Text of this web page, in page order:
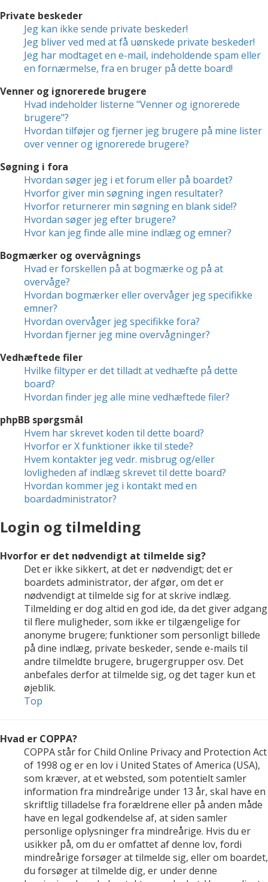
Private beskeder
Jeg kan ikke sende private beskeder!
Jeg bliver ved med at få uønskede private beskeder!
Jeg har modtaget en e-mail, indeholdende spam eller
en fornærmelse, fra en bruger på dette board!
Venner og ignorerede brugere
Hvad indeholder listerne "Venner og ignorerede
brugere"?
Hvordan tilføjer og fjerner jeg brugere på mine lister
over venner og ignorerede brugere?
Søgning i fora
Hvordan søger jeg i et forum eller på boardet?
Hvorfor giver min søgning ingen resultater?
Hvorfor returnerer min søgning en blank side!?
Hvordan søger jeg efter brugere?
Hvor kan jeg finde alle mine indlæg og emner?
Bogmærker og overvågnings
Hvad er forskellen på at bogmærke og på at
overvåge?
Hvordan bogmærker eller overvåger jeg specifikke
emner?
Hvordan overvåger jeg specifikke fora?
Hvordan fjerner jeg mine overvågninger?
Vedhæftede filer
Hvilke filtyper er det tilladt at vedhæfte på dette
board?
Hvordan finder jeg alle mine vedhæftede filer?
phpBB spørgsmål
Hvem har skrevet koden til dette board?
Hvorfor er X funktioner ikke til stede?
Hvem kontakter jeg vedr. misbrug og/eller
lovligheden af indlæg skrevet til dette board?
Hvordan kommer jeg i kontakt med en
boardadministrator?
Login og tilmelding
Hvorfor er det nødvendigt at tilmelde sig?
Det er ikke sikkert, at det er nødvendigt; det er
boardets administrator, der afgør, om det er
nødvendigt at tilmelde sig for at skrive indlæg.
Tilmelding er dog altid en god ide, da det giver adgang
til flere muligheder, som ikke er tilgængelige for
anonyme brugere; funktioner som personligt billede
på dine indlæg, private beskeder, sende e-mails til
andre tilmeldte brugere, brugergrupper osv. Det
anbefales derfor at tilmelde sig, og det tager kun et
øjeblik.
Top
Hvad er COPPA?
COPPA står for Child Online Privacy and Protection Act
of 1998 og er en lov i United States of America (USA),
som kræver, at et websted, som potentielt samler
information fra mindreårige under 13 år, skal have en
skriftlig tilladelse fra forældrene eller på anden måde
have en legal godkendelse af, at siden samler
personlige oplysninger fra mindreårige. Hvis du er
usikker på, om du er omfattet af denne lov, fordi
mindreårige forsøger at tilmelde sig, eller om boardet,
du forsøger at tilmelde dig, er under denne